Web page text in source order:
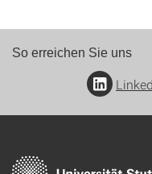
So erreichen Sie uns